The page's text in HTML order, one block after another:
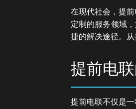
在现代社会，提
定制的服务领域
捷的解决途径。
提前电
提前电联不仅是